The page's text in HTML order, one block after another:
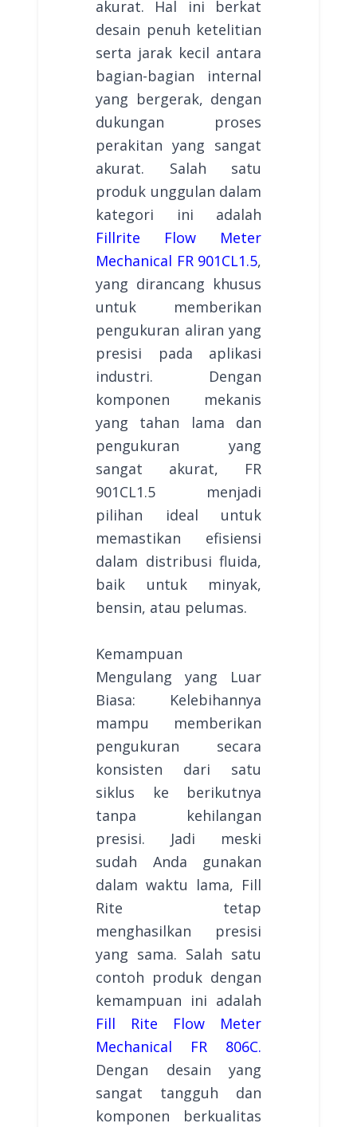
akurat. Hal ini berkat
desain penuh ketelitian
serta jarak kecil antara
bagian-bagian internal
yang bergerak, dengan
dukungan proses
perakitan yang sangat
akurat. Salah satu
produk unggulan dalam
kategori ini adalah
Fillrite Flow Meter
Mechanical FR 901CL1.5,
yang dirancang khusus
untuk memberikan
pengukuran aliran yang
presisi pada aplikasi
industri. Dengan
komponen mekanis
yang tahan lama dan
pengukuran yang
sangat akurat, FR
901CL1.5 menjadi
pilihan ideal untuk
memastikan efisiensi
dalam distribusi fluida,
baik untuk minyak,
bensin, atau pelumas.
Kemampuan
Mengulang yang Luar
Biasa: Kelebihannya
mampu memberikan
pengukuran secara
konsisten dari satu
siklus ke berikutnya
tanpa kehilangan
presisi. Jadi meski
sudah Anda gunakan
dalam waktu lama, Fill
Rite tetap
menghasilkan presisi
yang sama. Salah satu
contoh produk dengan
kemampuan ini adalah
Fill Rite Flow Meter
Mechanical FR 806C.
Dengan desain yang
sangat tangguh dan
komponen berkualitas